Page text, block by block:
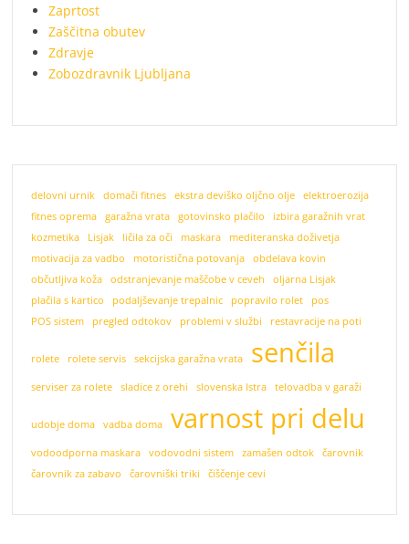
Zaprtost
Zaščitna obutev
Zdravje
Zobozdravnik Ljubljana
delovni urnik domači fitnes ekstra deviško oljčno olje
elektroerozija
fitnes oprema
garažna vrata gotovinsko plačilo
izbira garažnih vrat
kozmetika
Lisjak ličila za oči maskara
mediteranska doživetja
motivacija za vadbo
motoristična potovanja
obdelava kovin
občutljiva koža
odstranjevanje maščobe v ceveh
oljarna Lisjak
plačila s kartico
podaljševanje trepalnic popravilo rolet
pos
POS sistem
pregled odtokov problemi v službi restavracije na poti
rolete rolete servis sekcijska garažna vrata senčila
serviser za rolete sladice z orehi slovenska Istra telovadba v garaži
udobje doma vadba doma varnost pri delu
vodoodporna maskara vodovodni sistem zamašen odtok
čarovnik
čarovnik za zabavo
čarovniški triki čiščenje cevi